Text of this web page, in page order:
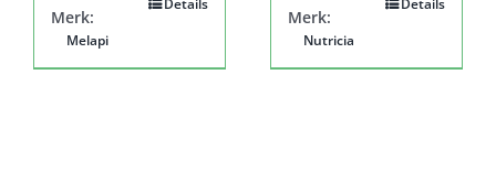
Details
Merk:
Melapi
Details
Merk:
Nutricia